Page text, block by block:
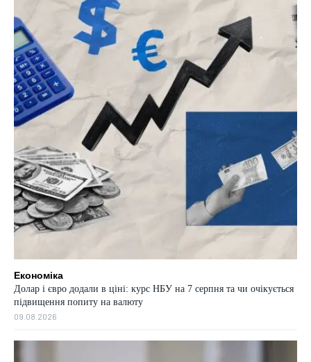
Економіка
Долар і євро додали в ціні: курс НБУ на 7 серпня та чи очікується
підвищення попиту на валюту
09.08.2026